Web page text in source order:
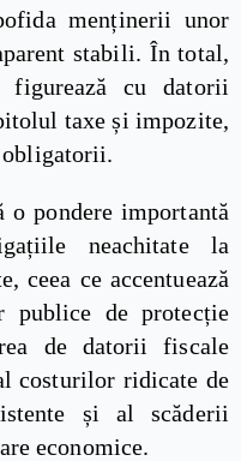
menținerii unor
stabili. În total,
figurează cu datorii
taxe și impozite,
o pondere importantă
neachitate la
ceea ce accentuează
publice de protecție
de datorii fiscale
costurilor ridicate de
și al scăderii
economice.